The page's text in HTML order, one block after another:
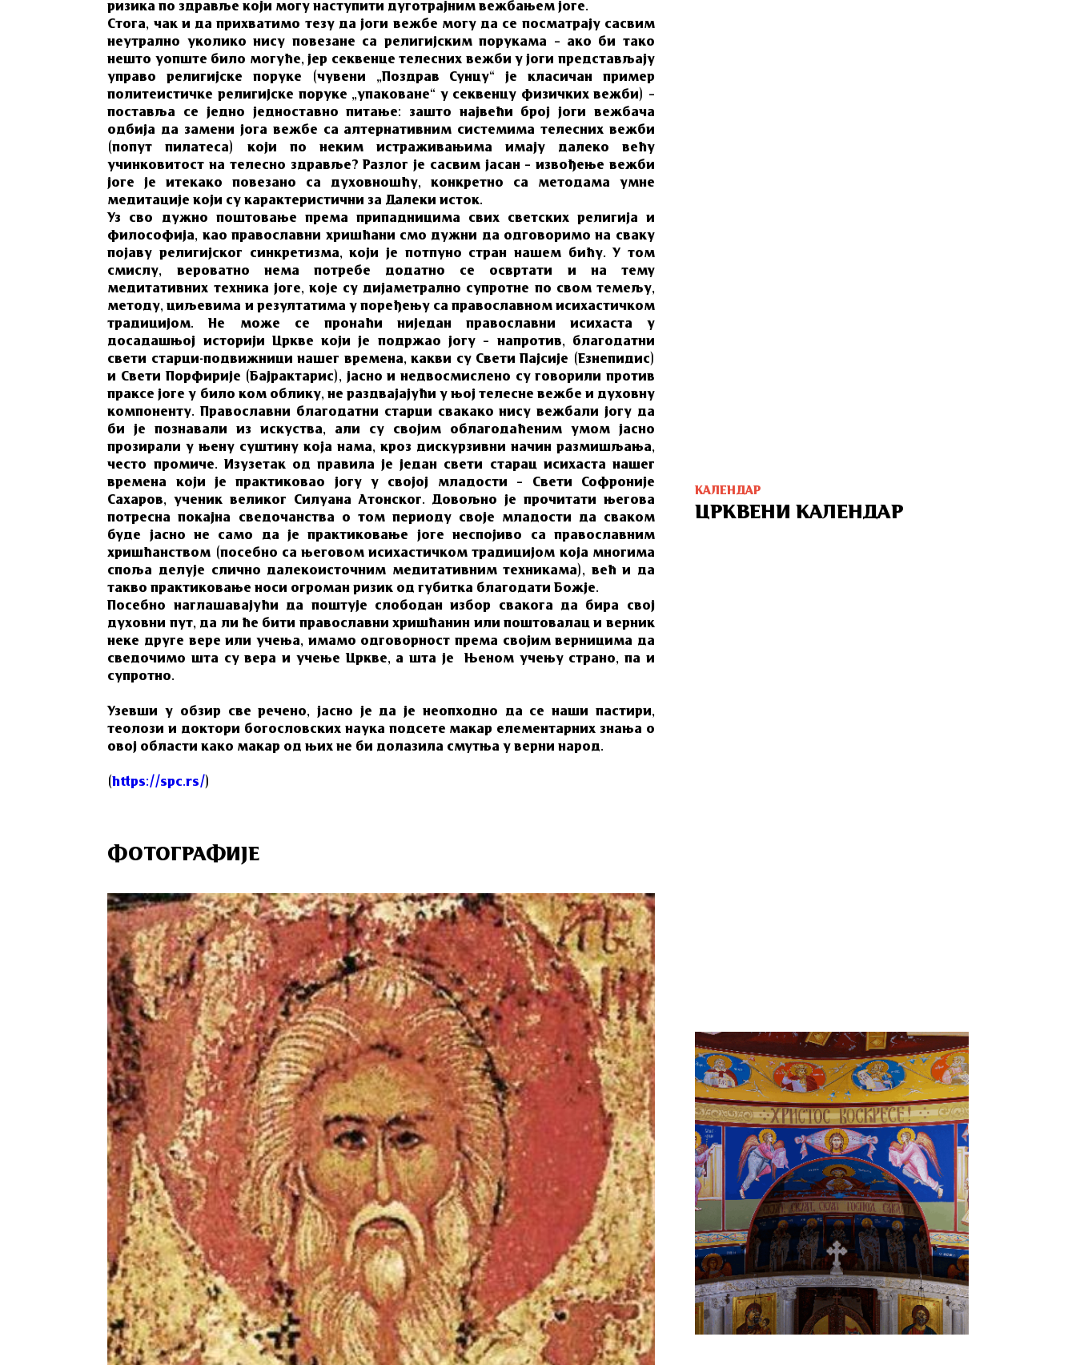
ризика по здравље који могу наступити дуготрајним вежбањем јоге.
Стога, чак и да прихватимо тезу да јоги вежбе могу да се посматрају сасвим
неутрално уколико нису повезане са религијским порукама – ако би тако
нешто уопште било могуће, јер секвенце телесних вежби у јоги представљају
управо религијске поруке (чувени „Поздрав Сунцу“ је класичан пример
политеистичке религијске поруке „упаковане“ у секвенцу физичких вежби) –
поставља се једно једноставно питање: зашто највећи број јоги вежбача
одбија да замени јога вежбе са алтернативним системима телесних вежби
(попут пилатеса) који по неким истраживањима имају далеко већу
учинковитост на телесно здравље? Разлог је сасвим јасан – извођење вежби
јоге је итекако повезано са духовношћу, конкретно са методама умне
медитације који су карактеристични за Далеки исток.
Уз сво дужно поштовање према припадницима свих светских религија и
философија, као православни хришћани смо дужни да одговоримо на сваку
појаву религијског синкретизма, који је потпуно стран нашем бићу. У том
смислу, вероватно нема потребе додатно се освртати и на тему
медитативних техника јоге, које су дијаметрално супротне по свом темељу,
методу, циљевима и резултатима у поређењу са православном исихастичком
традицијом. Не може се пронаћи ниједан православни исихаста у
досадашњој историји Цркве који је подржао јогу – напротив, благодатни
свети старци-подвижници нашег времена, какви су Свети Пајсије (Езнепидис)
и Свети Порфирије (Бајрактарис), јасно и недвосмислено су говорили против
праксе јоге у било ком облику, не раздвајајући у њој телесне вежбе и духовну
компоненту. Православни благодатни старци свакако нису вежбали јогу да
би је познавали из искуства, али су својим облагодаћеним умом јасно
прозирали у њену суштину која нама, кроз дискурзивни начин размишљања,
често промиче. Изузетак од правила је један свети старац исихаста нашег
времена који је практиковао јогу у својој младости – Свети Софроније
Сахаров, ученик великог Силуана Атонског. Довољно је прочитати његова
потресна покајна сведочанства о том периоду своје младости да сваком
буде јасно не само да је практиковање јоге неспојиво са православним
хришћанством (посебно са његовом исихастичком традицијом која многима
споља делује слично далекоисточним медитативним техникама), већ и да
такво практиковање носи огроман ризик од губитка благодати Божје.
Посебно наглашавајући да поштује слободан избор свакога да бира свој
духовни пут, да ли ће бити православни хришћанин или поштовалац и верник
неке друге вере или учења, имамо одговорност према својим верницима да
сведочимо шта су вера и учење Цркве, а шта је Њеном учењу страно, па и
супротно.
Узевши у обзир све речено, јасно је да је неопходно да се наши пастири,
теолози и доктори богословских наука подсете макар елементарних знања о
овој области како макар од њих не би долазила смутња у верни народ.
( https://spc.rs/)
ФОТОГРАФИЈЕ
КАЛЕНДАР
ЦРКВЕНИ КАЛЕНДАР